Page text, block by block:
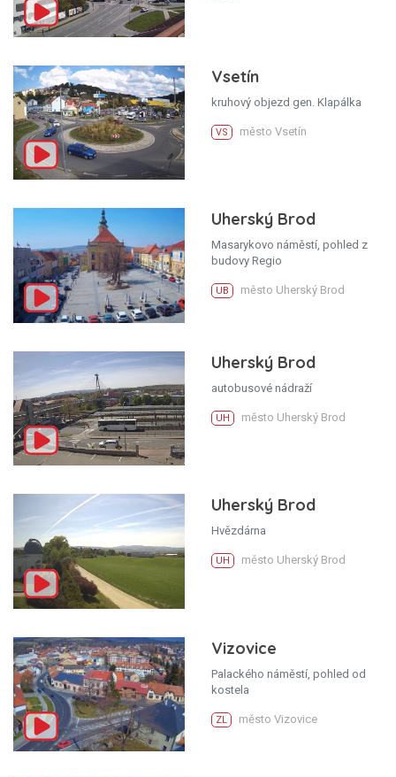
Vsetín
kruhový objezd gen. Klapálka
VS město Vsetín
Uherský Brod
Masarykovo náměstí, pohled z
budovy Regio
UB město Uherský Brod
Uherský Brod
autobusové nádraží
UH město Uherský Brod
Uherský Brod
Hvězdárna
UH město Uherský Brod
Vizovice
Palackého náměstí, pohled od
kostela
ZL město Vizovice